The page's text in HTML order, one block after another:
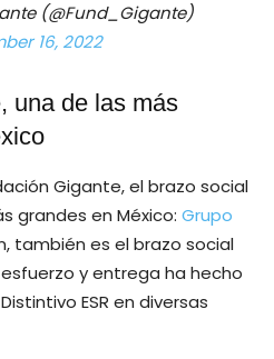
(@Fund_Gigante)
16, 2022
una de las más
Gigante, el brazo social
grandes en México: Grupo
también es el brazo social
y entrega ha hecho
ESR en diversas